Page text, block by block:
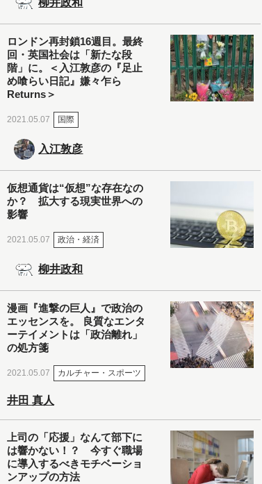
柳井政和
ロンドン再封鎖16週目。最終
回・英国社会は「新たな段
階」に。＜入江敦彦の『足止
め喰らい日記』嫌々乍ら
Returns＞
2021.05.07 国際
入江敦彦
仮想通貨は“仮想”な存在なの
か？ 拡大する現実世界への
影響
2021.05.07 政治・経済
柳井政和
漫画『進撃の巨人』で政治の
エッセンスを。 良質なエンタ
ーテイメントは「政治離れ」
の処方箋
2021.05.07 カルチャー・スポーツ
井田 真人
上司の「応援」なんて部下に
は響かない！？ 今すぐ職場
に導入するべきモチベーショ
ンアップの方法